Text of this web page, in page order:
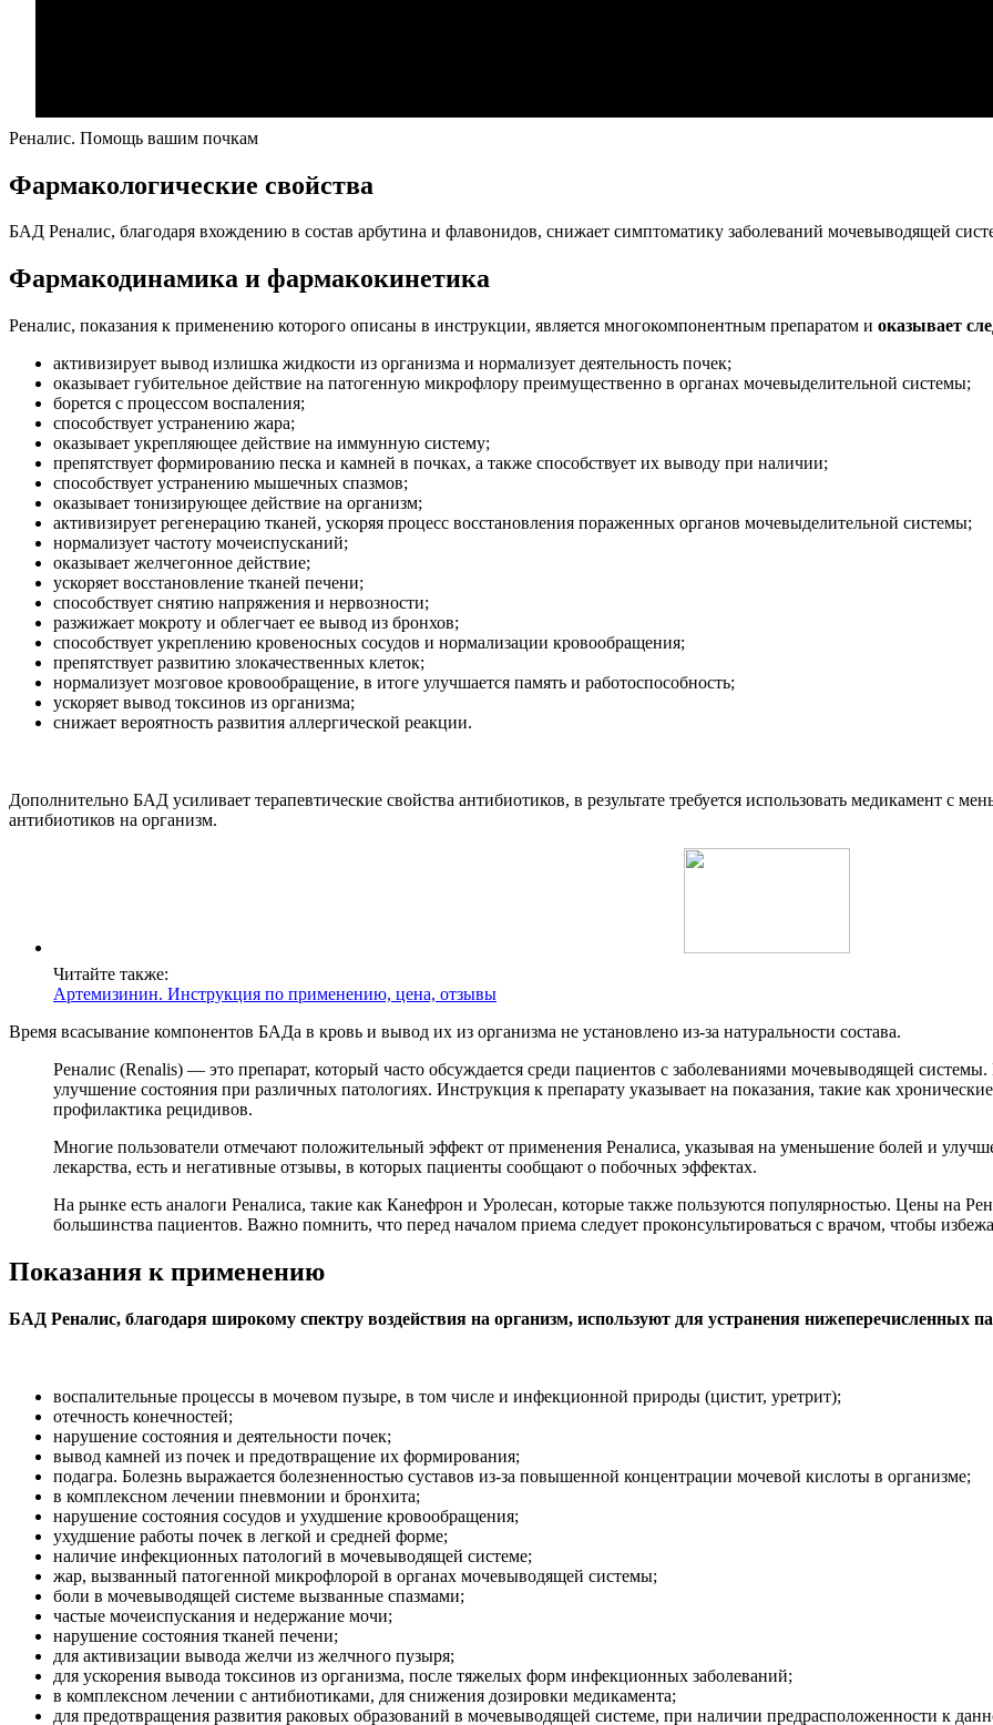
Реналис. Помощь вашим почкам
Фармакологические свойства
БАД Реналис, благодаря вхождению в состав арбутина и флавонидов, снижает симптоматику заболеваний мочевыводящей
Фармакодинамика и фармакокинетика
Реналис, показания к применению которого описаны в инструкции, является многокомпонентным препаратом и оказывает
активизирует вывод излишка жидкости из организма и нормализует деятельность почек;
оказывает губительное действие на патогенную микрофлору преимущественно в органах мочевыделительной системы;
борется с процессом воспаления;
способствует устранению жара;
оказывает укрепляющее действие на иммунную систему;
препятствует формированию песка и камней в почках, а также способствует их выводу при наличии;
способствует устранению мышечных спазмов;
оказывает тонизирующее действие на организм;
активизирует регенерацию тканей, ускоряя процесс восстановления пораженных органов мочевыделительной системы;
нормализует частоту мочеиспусканий;
оказывает желчегонное действие;
ускоряет восстановление тканей печени;
способствует снятию напряжения и нервозности;
разжижает мокроту и облегчает ее вывод из бронхов;
способствует укреплению кровеносных сосудов и нормализации кровообращения;
препятствует развитию злокачественных клеток;
нормализует мозговое кровообращение, в итоге улучшается память и работоспособность;
ускоряет вывод токсинов из организма;
снижает вероятность развития аллергической реакции.
Дополнительно БАД усиливает терапевтические свойства антибиотиков, в результате требуется использовать медикамент с
антибиотиков на организм.
Читайте также:
Артемизинин. Инструкция по применению, цена, отзывы
Время всасывание компонентов БАДа в кровь и вывод их из организма не установлено из-за натуральности состава.
Реналис (Renalis) — это препарат, который часто обсуждается среди пациентов с заболеваниями мочевыводящей
улучшение состояния при различных патологиях. Инструкция к препарату указывает на показания, такие как
профилактика рецидивов.
Многие пользователи отмечают положительный эффект от применения Реналиса, указывая на уменьшение болей и
лекарства, есть и негативные отзывы, в которых пациенты сообщают о побочных эффектах.
На рынке есть аналоги Реналиса, такие как Канефрон и Уролесан, которые также пользуются популярностью. Цены на
большинства пациентов. Важно помнить, что перед началом приема следует проконсультироваться с врачом, чтобы
Показания к применению
БАД Реналис, благодаря широкому спектру воздействия на организм, используют для устранения нижеперечисленных
воспалительные процессы в мочевом пузыре, в том числе и инфекционной природы (цистит, уретрит);
отечность конечностей;
нарушение состояния и деятельности почек;
вывод камней из почек и предотвращение их формирования;
подагра. Болезнь выражается болезненностью суставов из-за повышенной концентрации мочевой кислоты в организме;
в комплексном лечении пневмонии и бронхита;
нарушение состояния сосудов и ухудшение кровообращения;
ухудшение работы почек в легкой и средней форме;
наличие инфекционных патологий в мочевыводящей системе;
жар, вызванный патогенной микрофлорой в органах мочевыводящей системы;
боли в мочевыводящей системе вызванные спазмами;
частые мочеиспускания и недержание мочи;
нарушение состояния тканей печени;
для активизации вывода желчи из желчного пузыря;
для ускорения вывода токсинов из организма, после тяжелых форм инфекционных заболеваний;
в комплексном лечении с антибиотиками, для снижения дозировки медикамента;
для предотвращения развития раковых образований в мочевыводящей системе, при наличии предрасположенности к